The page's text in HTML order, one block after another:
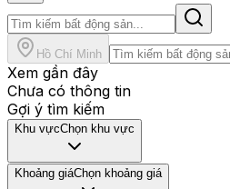
Hồ Chí Minh
Xem gần đây
Chưa có thông tin
Gợi ý tìm kiếm
Khu vựcChọn khu vực
Khoảng giáChọn khoảng giá